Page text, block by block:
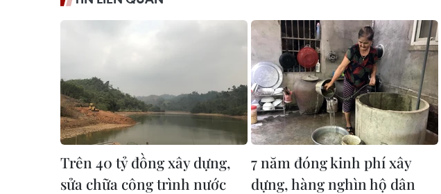
Trên 40 tỷ đồng xây dựng,
sửa chữa công trình nước
7 năm đóng kinh phí xây
dựng, hàng nghìn hộ dân